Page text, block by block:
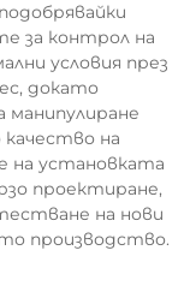
за контрол на
условия през
докато
на
на установката
проектиране,
на нови
производство.